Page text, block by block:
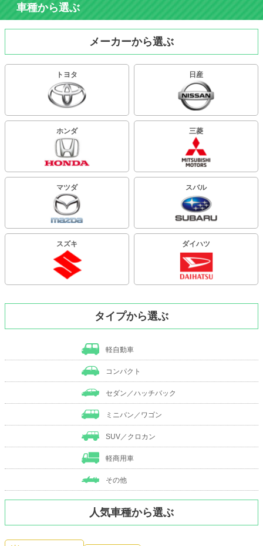
車種から選ぶ
メーカーから選ぶ
トヨタ 日産
ホンダ 三菱
マツダ スバル
スズキ ダイハツ
タイプから選ぶ
軽自動車
コンパクト
セダン／ハッチバック
ミニバン／ワゴン
SUV／クロカン
軽商用車
その他
人気車種から選ぶ